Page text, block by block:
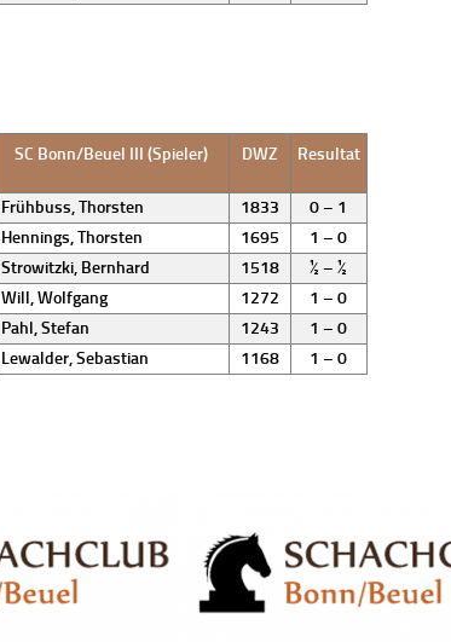
SC Bonn/Beuel III (Spieler) DWZ Resultat
Frühbuss, Thorsten 1833
0 – 1
Hennings, Thorsten 1695
1 – 0
Strowitzki, Bernhard 1518
½ – ½
Will, Wolfgang 1272
1 – 0
Pahl, Stefan 1243
1 – 0
Lewalder, Sebastian 1168 1 – 0